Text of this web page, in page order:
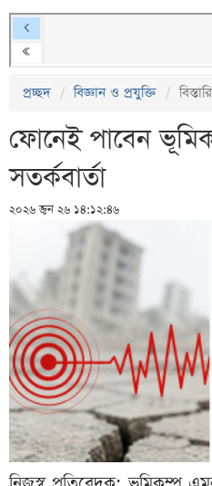
প্রচ্ছদ বিজ্ঞান ও প্রযুক্তি
ফোনেই পাবেন
সতর্কবার্তা
২০২৬ জুন ২৬ ১৪:১২:৪৬